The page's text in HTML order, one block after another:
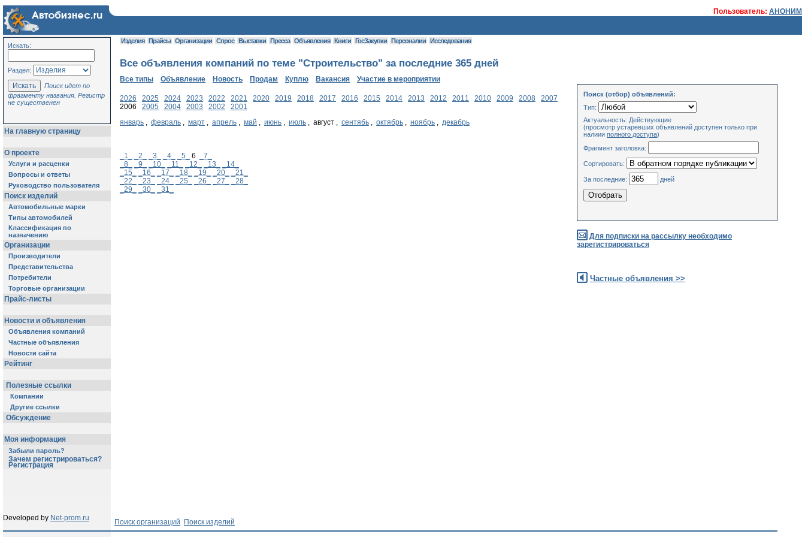
Пользователь: АНОНИМ
Искать:
Раздел:
Поиск идет по
фрагменту названия. Регистр
не существенен
На главную страницу
О проекте
Услуги и расценки
Вопросы и ответы
Руководство пользователя
Поиск изделий
Автомобильные марки
Типы автомобилей
Классификация по
назначению
Организации
Производители
Представительства
Потребители
Торговые организации
Прайс-листы
Новости и объявления
Объявления компаний
Частные объявления
Новости сайта
Рейтинг
Полезные ссылки
Компании
Другие ссылки
Обсуждение
Моя информация
Забыли пароль?
Зачем регистрироваться?
Регистрация
Изделия Прайсы Организации Спрос Выставки Пресса Объявления Книги ГосЗакупки Персоналии Исследования
Все объявления компаний по теме "Строительство" за последние 365 дней
Все типы Объявление Новость Продам Куплю Вакансия Участие в мероприятии
2026 2025 2024 2023 2022 2021 2020 2019 2018 2017 2016 2015 2014 2013 2012 2011 2010 2009 2008
2007
2006 2005 2004 2003 2002
2001
январь , февраль , март , апрель , май , июнь , июль , август , сентябь , октябрь , ноябрь , декабрь
_1_ _2_ _3_ _4_ _5_ 6
_7_
_8_
_9_ _10_ _11_ _12_ _13_
_14_
_15_
_16_ _17_ _18_ _19_ _20_
_21_
_22_
_23_ _24_ _25_ _26_ _27_
_28_
_29_
_30_ _31_
Поиск (отбор) объявлений:
Тип:
Актуальность: Действующие
(просмотр устаревших объявлений доступен только при
налиии полного доступа)
Фрагмент заголовка:
Сортировать:
За последние: дней
Для подписки на рассылку необходимо
зарегистрироваться
Частные объявления >>
Developed by Net-prom.ru Поиск организаций Поиск изделий